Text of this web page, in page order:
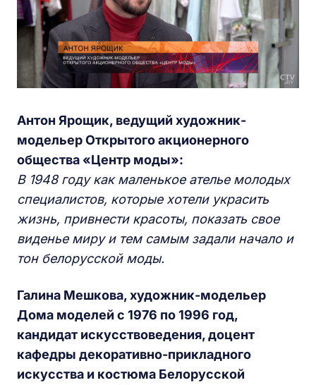
Антон Ярощик, ведущий художник-
модельер Открытого акционерного
общества «Центр моды»:
В 1948 году как маленькое ателье молодых
специалистов, которые хотели украсить
жизнь, привнести красоты, показать свое
виденье миру и тем самым задали начало и
тон белорусской моды.
Галина Мешкова, художник-модельер
Дома моделей с 1976 по 1996 год,
кандидат искусствоведения, доцент
кафедры декоративно-прикладного
искусства и костюма Белорусской